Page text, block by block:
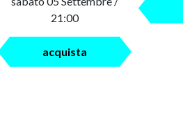
21:00
acquista